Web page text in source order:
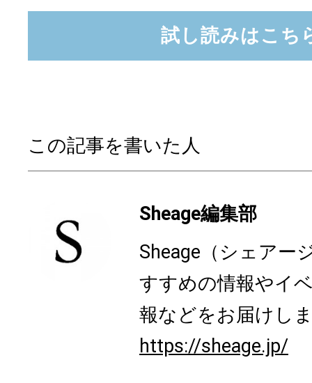
試し読みはこち
この記事を書いた人
Sheage編集部
Sheage（シェアー
すすめの情報やイ
報などをお届けし
https://sheage.jp/